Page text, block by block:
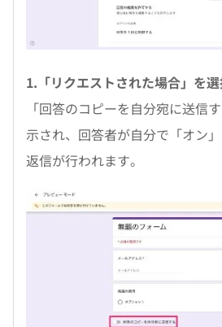
1.「リクエストされた場合」を
「回答のコピーを自分宛に送信
示され、回答者が自分で「オン
返信が行われます。